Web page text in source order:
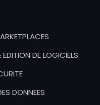
DE LOGICIELS
DONNEES